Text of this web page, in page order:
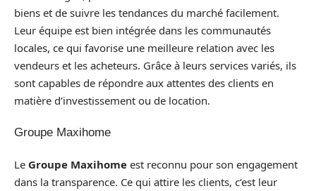
biens et de suivre les tendances du marché facilement.
Leur équipe est bien intégrée dans les communautés
locales, ce qui favorise une meilleure relation avec les
vendeurs et les acheteurs. Grâce à leurs services variés, ils
sont capables de répondre aux attentes des clients en
matière d’investissement ou de location.
Groupe Maxihome
Le Groupe Maxihome est reconnu pour son engagement
dans la transparence. Ce qui attire les clients, c’est leur